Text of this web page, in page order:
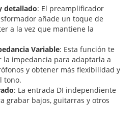
detallado: El preamplificador
añade un toque de
a la vez que mantiene la
Variable: Esta función te
la impedancia para adaptarla a
y obtener más flexibilidad y
tono.
: La entrada DI independiente
grabar bajos, guitarras y otros